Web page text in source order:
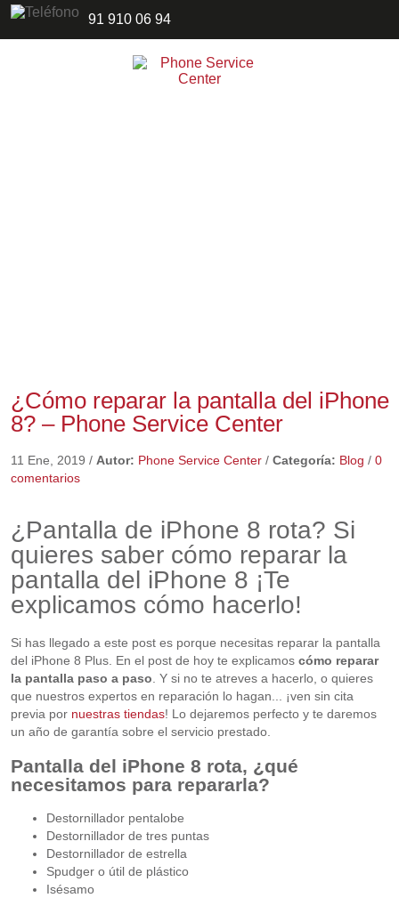
91 910 06 94
¿Cómo reparar la pantalla del iPhone
8? – Phone Service Center
11 Ene, 2019 / Autor: Phone Service Center/ Categoría: Blog / 0
comentarios
¿Pantalla de iPhone 8 rota? Si
quieres saber cómo reparar la
pantalla del iPhone 8 ¡Te
explicamos cómo hacerlo!
Si has llegado a este post es porque necesitas reparar la pantalla
del iPhone 8 Plus. En el post de hoy te explicamos cómo reparar
la pantalla paso a paso. Y si no te atreves a hacerlo, o quieres
que nuestros expertos en reparación lo hagan... ¡ven sin cita
previa por nuestras tiendas! Lo dejaremos perfecto y te daremos
un año de garantía sobre el servicio prestado.
Pantalla del iPhone 8 rota, ¿qué
necesitamos para repararla?
Destornillador pentalobe
Destornillador de tres puntas
Destornillador de estrella
Spudger o útil de plástico
Isésamo